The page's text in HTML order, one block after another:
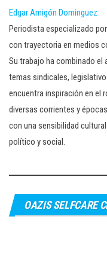
Edgar Amigón Dominguez
Periodista especializado
con trayectoria en medios
Su trabajo ha combinado
temas sindicales,
encuentra inspiración en el
diversas corrientes y
con una sensibilidad
político y social.
OAZIS SELFCARE